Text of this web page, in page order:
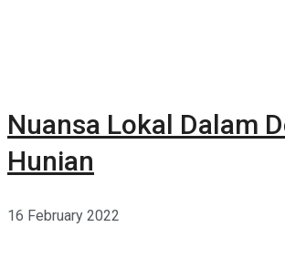
Nuansa Lokal Dalam
Hunian
16 February 2022